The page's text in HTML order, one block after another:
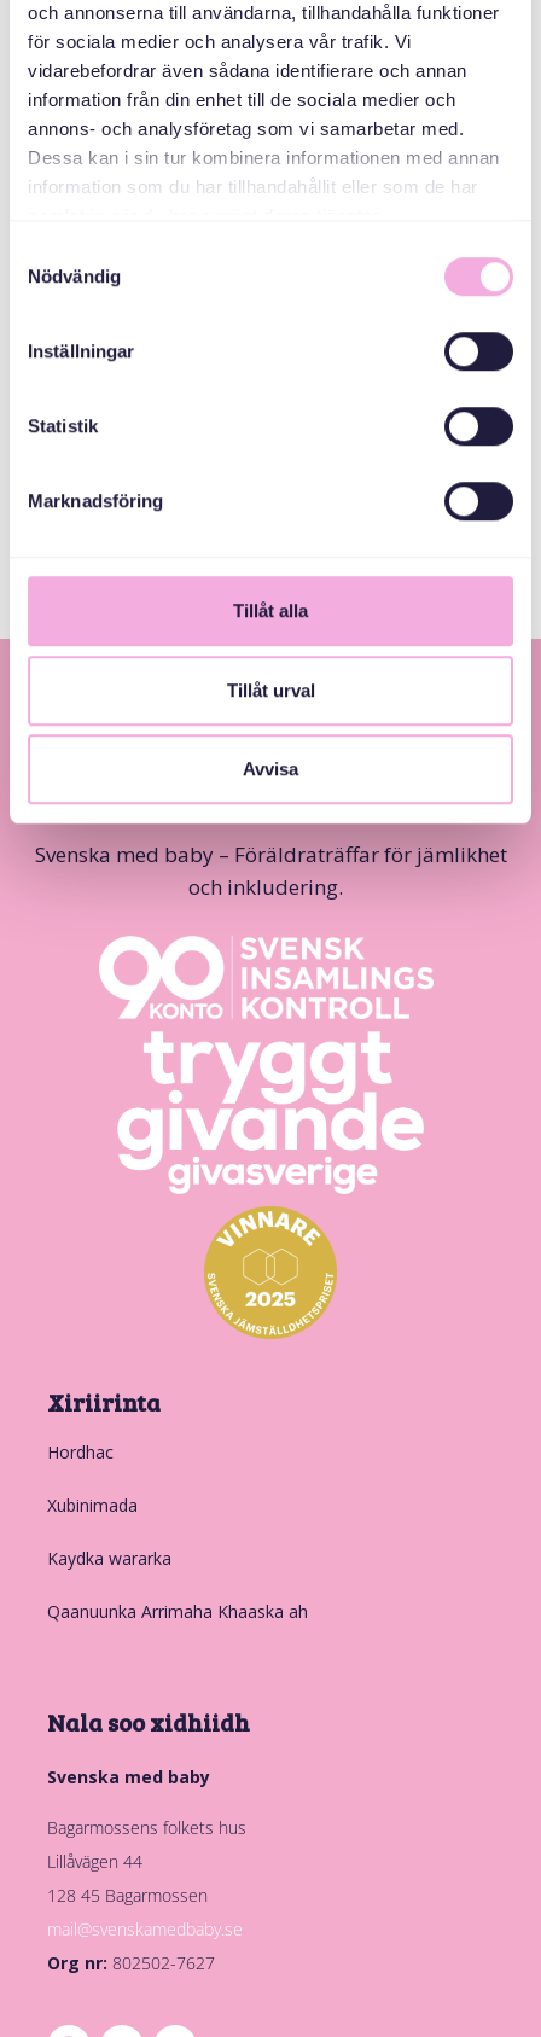
och annonserna till användarna, tillhandahålla funktioner
för sociala medier och analysera vår trafik. Vi
vidarebefordrar även sådana identifierare och annan
information från din enhet till de sociala medier och
annons- och analysföretag som vi samarbetar med.
Dessa kan i sin tur kombinera informationen med annan
information som du har tillhandahållit eller som de har
Nödvändig
Inställningar
Statistik
Marknadsföring
Tillåt alla
Tillåt urval
Avvisa
QAYBAHA
Isu imaatinka
qoyska
ABAABULAHA
bokningen@svenskamedbaby.se
Svenska med baby – Föräldraträffar för jämlikhet
och inkludering.
Xiriirinta
Hordhac
Xubinimada
Kaydka wararka
Qaanuunka Arrimaha Khaaska ah
Nala soo xidhiidh
Svenska med baby
Bagarmossens folkets hus
Lillåvägen 44
128 45 Bagarmossen
mail@svenskamedbaby.se
Org nr: 802502-7627